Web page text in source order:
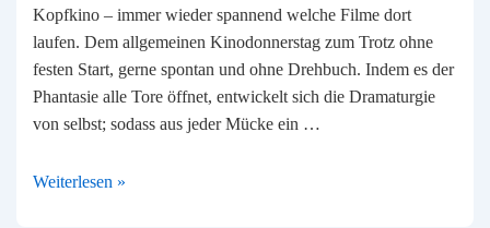
Kopfkino – immer wieder spannend welche Filme dort
laufen. Dem allgemeinen Kinodonnerstag zum Trotz ohne
festen Start, gerne spontan und ohne Drehbuch. Indem es der
Phantasie alle Tore öffnet, entwickelt sich die Dramaturgie
von selbst; sodass aus jeder Mücke ein …
Nur
Weiterlesen »